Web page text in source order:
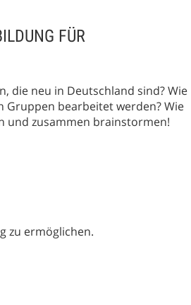
FÜR
die neu in Deutschland sind? Wie
Gruppen bearbeitet werden? Wie
und zusammen brainstormen!
zu ermöglichen.